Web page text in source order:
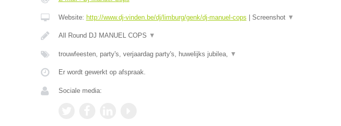
Website: http://www.dj-vinden.be/dj/limburg/genk/dj-manuel-cops Screenshot ▼
All Round DJ MANUEL COPS ▼
trouwfeesten, party's, verjaardag party's, huwelijks jubilea, ▼
Er wordt gewerkt op afspraak.
Sociale media: